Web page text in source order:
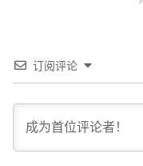
订阅评论